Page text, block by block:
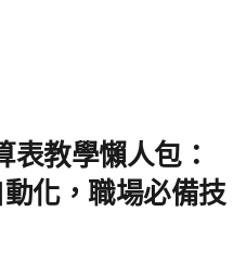
教學懶人包：
化，職場必備技